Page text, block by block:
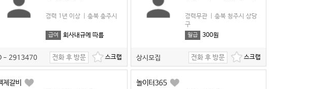
경력 1년 이상 충북 충주시
급여 회사내규에 따름
- 2913470 전화 후 방문
경력무관
충북 청주시 상당
구
월급 300원
상시모집 전화 후 방문
제갈비
놀이터365